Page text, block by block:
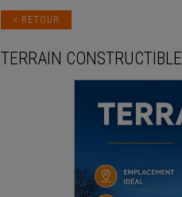
< RETOUR
TERRAIN CONSTRUCTIBLE